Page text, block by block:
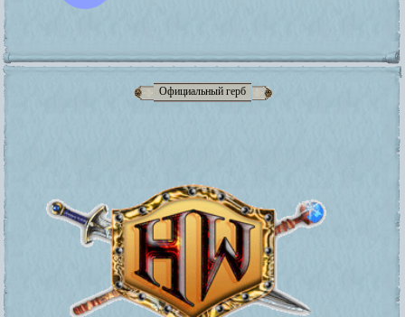
Официальный герб